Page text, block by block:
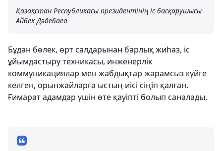
Қазақстан Республикасы президентінің іс басқарушысы
Айбек Дәдебаев
Бұдан бөлек, өрт салдарынан барлық жиһаз, іс
ұйымдастыру техникасы, инженерлік
коммуникациялар мен жабдықтар жарамсыз күйге
келген, орынжайларға ыстың иісі сіңіп қалған.
Ғимарат адамдар үшін өте қауіпті болып саналады.